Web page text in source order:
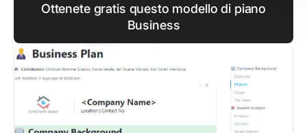
Ottenete gratis questo modello di piano
Business